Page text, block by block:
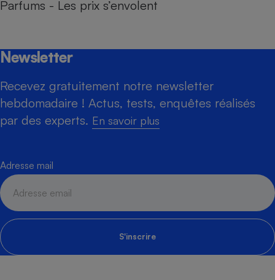
Parfums - Les prix s’envolent
Newsletter
Recevez gratuitement notre newsletter
hebdomadaire ! Actus, tests, enquêtes réalisés
par des experts. En savoir plus
Adresse mail
S'inscrire